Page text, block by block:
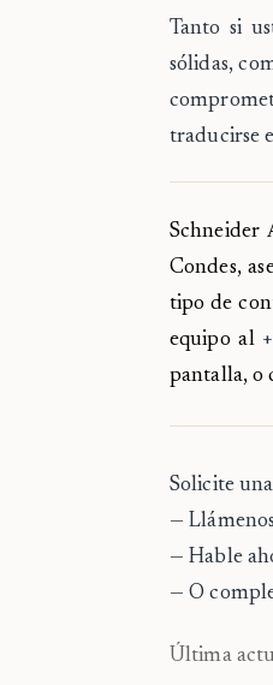
Tanto si
sólidas,
traducirse
Schneider
Condes,
tipo de
equipo al
pantalla, o
Solicite
—
— Hable
— O
Última